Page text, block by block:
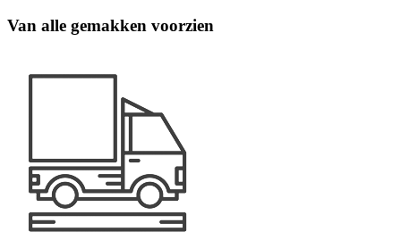
Van alle gemakken voorzien